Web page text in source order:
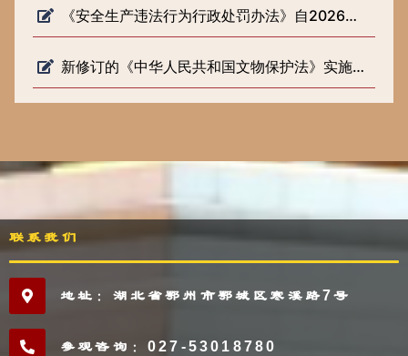
《安全生产违法行为行政处罚办法》自2026年2月1日起施行
新修订的《中华人民共和国文物保护法》实施一周年
联系我们
地址：湖北省鄂州市鄂城区寒溪路7号
参观咨询：027-53018780